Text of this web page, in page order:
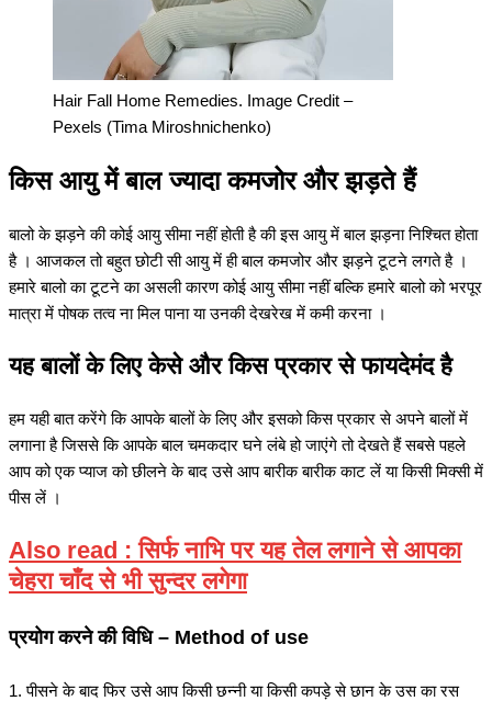
Hair Fall Home Remedies. Image Credit –
Pexels (Tima Miroshnichenko)
किस आयु में बाल ज्यादा कमजोर और झड़ते हैं
बालो के झड़ने की कोई आयु सीमा नहीं होती है की इस आयु में बाल झड़ना निश्चित होता
है । आजकल तो बहुत छोटी सी आयु में ही बाल कमजोर और झड़ने टूटने लगते है ।
हमारे बालो का टूटने का असली कारण कोई आयु सीमा नहीं बल्कि हमारे बालो को भरपूर
मात्रा में पोषक तत्व ना मिल पाना या उनकी देखरेख में कमी करना ।
यह बालों के लिए केसे और किस प्रकार से फायदेमंद है
हम यही बात करेंगे कि आपके बालों के लिए और इसको किस प्रकार से अपने बालों में
लगाना है जिससे कि आपके बाल चमकदार घने लंबे हो जाएंगे तो देखते हैं सबसे पहले
आप को एक प्याज को छीलने के बाद उसे आप बारीक बारीक काट लें या किसी मिक्सी में
पीस लें ।
Also read : सिर्फ नाभि पर यह तेल लगाने से आपका
चेहरा चाँद से भी सुन्दर लगेगा
प्रयोग करने की विधि – Method of use
1. पीसने के बाद फिर उसे आप किसी छन्नी या किसी कपड़े से छान के उस का रस